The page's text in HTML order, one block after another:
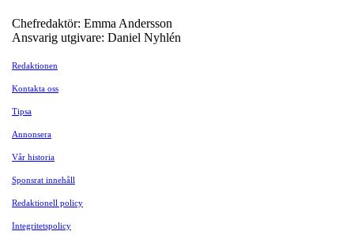
Chefredaktör: Emma Andersson
Ansvarig utgivare: Daniel Nyhlén
Redaktionen
Kontakta oss
Tipsa
Annonsera
Vår historia
Sponsrat innehåll
Redaktionell policy
Integritetspolicy